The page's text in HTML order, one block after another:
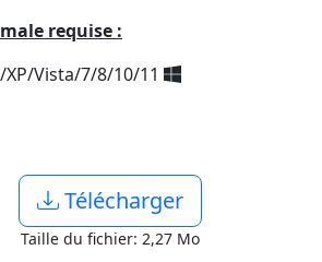
requise :
Vista/7/8/10/11
Télécharger
Taille du fichier: 2,27 Mo